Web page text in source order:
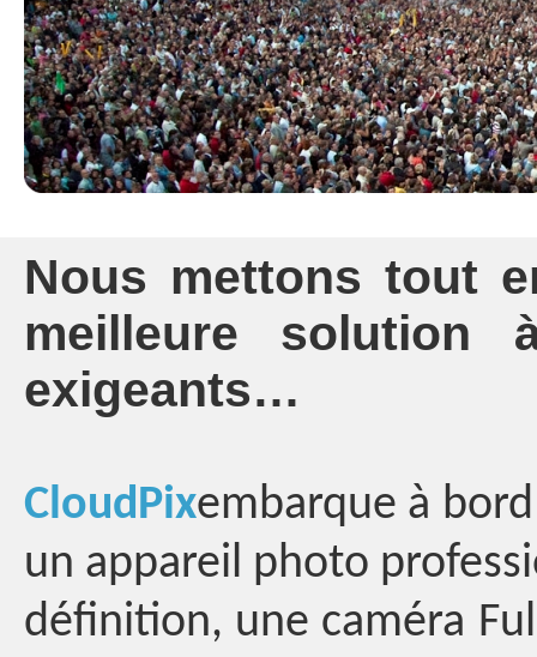
Nous mettons tout
meilleure
exigeants…
CloudPixembarque à
un appareil photo
définition, une caméra